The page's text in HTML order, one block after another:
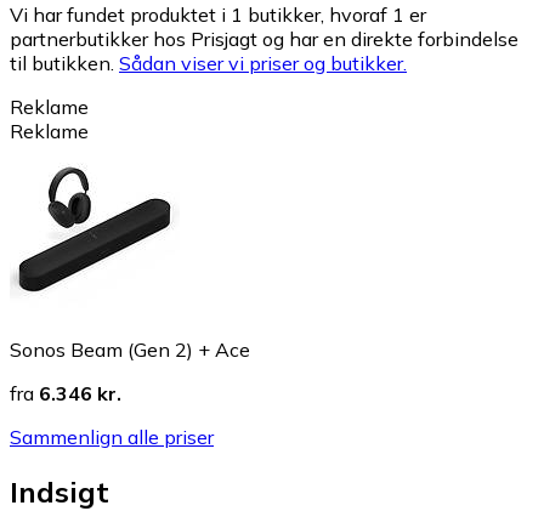
Vi har fundet produktet i 1 butikker, hvoraf 1 er
partnerbutikker hos Prisjagt og har en direkte forbindelse
til butikken. Sådan viser vi priser og butikker.
Reklame
Reklame
Sonos Beam (Gen 2) + Ace
fra 6.346 kr.
Sammenlign alle priser
Indsigt